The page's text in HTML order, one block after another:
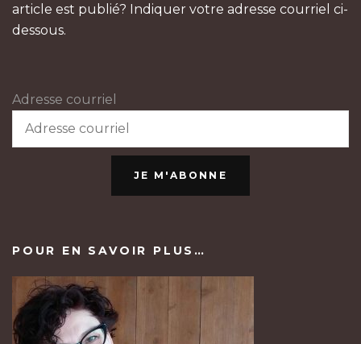
article est publié? Indiquer votre adresse courriel ci-
dessous.
Adresse courriel
JE M'ABONNE
POUR EN SAVOIR PLUS…